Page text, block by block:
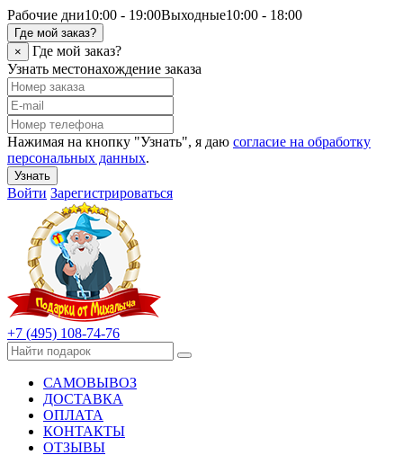
Рабочие дни10:00 - 19:00Выходные10:00 - 18:00
Где мой заказ?
×
Где мой заказ?
Узнать местонахождение заказа
Нажимая на кнопку "Узнать", я даю согласие на обработку
персональных данных.
Узнать
Войти Зарегистрироваться
+7 (495) 108-74-76
САМОВЫВОЗ
ДОСТАВКА
ОПЛАТА
КОНТАКТЫ
ОТЗЫВЫ